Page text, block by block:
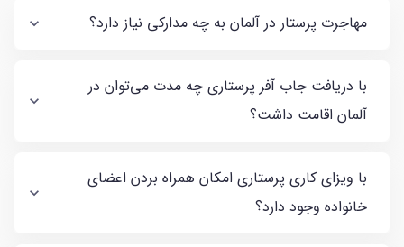
مهاجرت پرستار در آلمان به چه مدارکی نیاز دارد؟
با دریافت جاب آفر پرستاری چه مدت می‌توان در
آلمان اقامت داشت؟
با ویزای کاری پرستاری امکان همراه بردن اعضای
خانواده وجود دارد؟